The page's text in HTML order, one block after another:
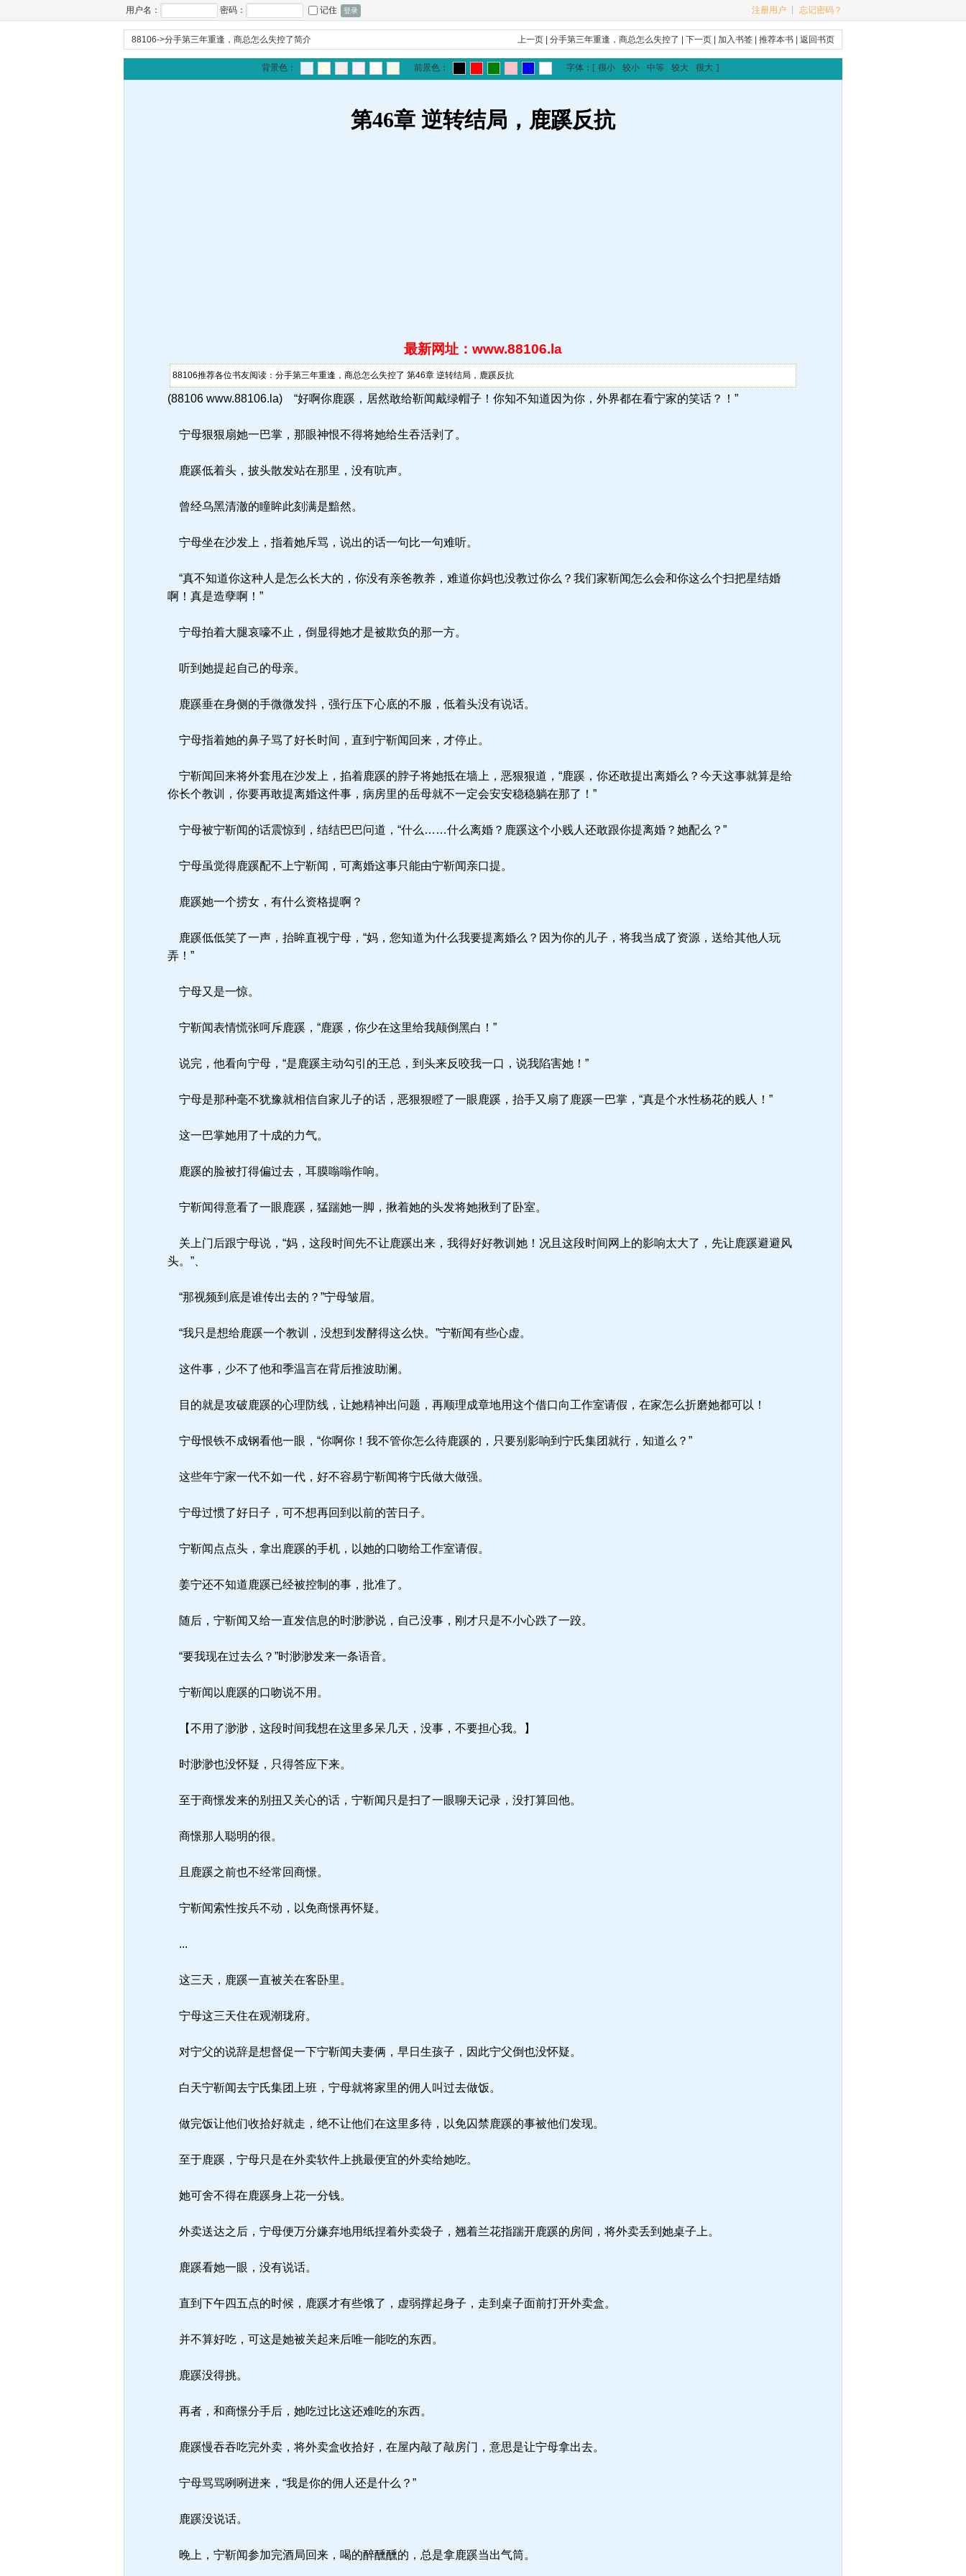
用户名： 密码： 记住 注册用户 ┊ 忘记密码？
88106->分手第三年重逢，商总怎么失控了简介 上一页 |分手第三年重逢，商总怎么失控了 |下一页 |加入书签 |推荐本书 |返回书页
背景色： 前景色： 字体： [ 很小 较小 中等 较大 很大 ]
第46章 逆转结局，鹿蹊反抗
最新网址：www.88106.la
88106推荐各位书友阅读：分手第三年重逢，商总怎么失控了 第46章 逆转结局，鹿蹊反抗
(88106 www.88106.la) “好啊你鹿蹊，居然敢给靳闻戴绿帽子！你知不知道因为你，外界都在看宁家的笑话？！”
宁母狠狠扇她一巴掌，那眼神恨不得将她给生吞活剥了。
鹿蹊低着头，披头散发站在那里，没有吭声。
曾经乌黑清澈的瞳眸此刻满是黯然。
宁母坐在沙发上，指着她斥骂，说出的话一句比一句难听。
“真不知道你这种人是怎么长大的，你没有亲爸教养，难道你妈也没教过你么？我们家靳闻怎么会和你这么个扫把星结婚
啊！真是造孽啊！”
宁母拍着大腿哀嚎不止，倒显得她才是被欺负的那一方。
听到她提起自己的母亲。
鹿蹊垂在身侧的手微微发抖，强行压下心底的不服，低着头没有说话。
宁母指着她的鼻子骂了好长时间，直到宁靳闻回来，才停止。
宁靳闻回来将外套甩在沙发上，掐着鹿蹊的脖子将她抵在墙上，恶狠狠道，“鹿蹊，你还敢提出离婚么？今天这事就算是给
你长个教训，你要再敢提离婚这件事，病房里的岳母就不一定会安安稳稳躺在那了！”
宁母被宁靳闻的话震惊到，结结巴巴问道，“什么……什么离婚？鹿蹊这个小贱人还敢跟你提离婚？她配么？”
宁母虽觉得鹿蹊配不上宁靳闻，可离婚这事只能由宁靳闻亲口提。
鹿蹊她一个捞女，有什么资格提啊？
鹿蹊低低笑了一声，抬眸直视宁母，“妈，您知道为什么我要提离婚么？因为你的儿子，将我当成了资源，送给其他人玩
弄！”
宁母又是一惊。
宁靳闻表情慌张呵斥鹿蹊，“鹿蹊，你少在这里给我颠倒黑白！”
说完，他看向宁母，“是鹿蹊主动勾引的王总，到头来反咬我一口，说我陷害她！”
宁母是那种毫不犹豫就相信自家儿子的话，恶狠狠瞪了一眼鹿蹊，抬手又扇了鹿蹊一巴掌，“真是个水性杨花的贱人！”
这一巴掌她用了十成的力气。
鹿蹊的脸被打得偏过去，耳膜嗡嗡作响。
宁靳闻得意看了一眼鹿蹊，猛踹她一脚，揪着她的头发将她揪到了卧室。
关上门后跟宁母说，“妈，这段时间先不让鹿蹊出来，我得好好教训她！况且这段时间网上的影响太大了，先让鹿蹊避避风
头。”、
“那视频到底是谁传出去的？”宁母皱眉。
“我只是想给鹿蹊一个教训，没想到发酵得这么快。”宁靳闻有些心虚。
这件事，少不了他和季温言在背后推波助澜。
目的就是攻破鹿蹊的心理防线，让她精神出问题，再顺理成章地用这个借口向工作室请假，在家怎么折磨她都可以！
宁母恨铁不成钢看他一眼，“你啊你！我不管你怎么待鹿蹊的，只要别影响到宁氏集团就行，知道么？”
这些年宁家一代不如一代，好不容易宁靳闻将宁氏做大做强。
宁母过惯了好日子，可不想再回到以前的苦日子。
宁靳闻点点头，拿出鹿蹊的手机，以她的口吻给工作室请假。
姜宁还不知道鹿蹊已经被控制的事，批准了。
随后，宁靳闻又给一直发信息的时渺渺说，自己没事，刚才只是不小心跌了一跤。
“要我现在过去么？”时渺渺发来一条语音。
宁靳闻以鹿蹊的口吻说不用。
【不用了渺渺，这段时间我想在这里多呆几天，没事，不要担心我。】
时渺渺也没怀疑，只得答应下来。
至于商憬发来的别扭又关心的话，宁靳闻只是扫了一眼聊天记录，没打算回他。
商憬那人聪明的很。
且鹿蹊之前也不经常回商憬。
宁靳闻索性按兵不动，以免商憬再怀疑。
...
这三天，鹿蹊一直被关在客卧里。
宁母这三天住在观潮珑府。
对宁父的说辞是想督促一下宁靳闻夫妻俩，早日生孩子，因此宁父倒也没怀疑。
白天宁靳闻去宁氏集团上班，宁母就将家里的佣人叫过去做饭。
做完饭让他们收拾好就走，绝不让他们在这里多待，以免囚禁鹿蹊的事被他们发现。
至于鹿蹊，宁母只是在外卖软件上挑最便宜的外卖给她吃。
她可舍不得在鹿蹊身上花一分钱。
外卖送达之后，宁母便万分嫌弃地用纸捏着外卖袋子，翘着兰花指踹开鹿蹊的房间，将外卖丢到她桌子上。
鹿蹊看她一眼，没有说话。
直到下午四五点的时候，鹿蹊才有些饿了，虚弱撑起身子，走到桌子面前打开外卖盒。
并不算好吃，可这是她被关起来后唯一能吃的东西。
鹿蹊没得挑。
再者，和商憬分手后，她吃过比这还难吃的东西。
鹿蹊慢吞吞吃完外卖，将外卖盒收拾好，在屋内敲了敲房门，意思是让宁母拿出去。
宁母骂骂咧咧进来，“我是你的佣人还是什么？”
鹿蹊没说话。
晚上，宁靳闻参加完酒局回来，喝的醉醺醺的，总是拿鹿蹊当出气筒。